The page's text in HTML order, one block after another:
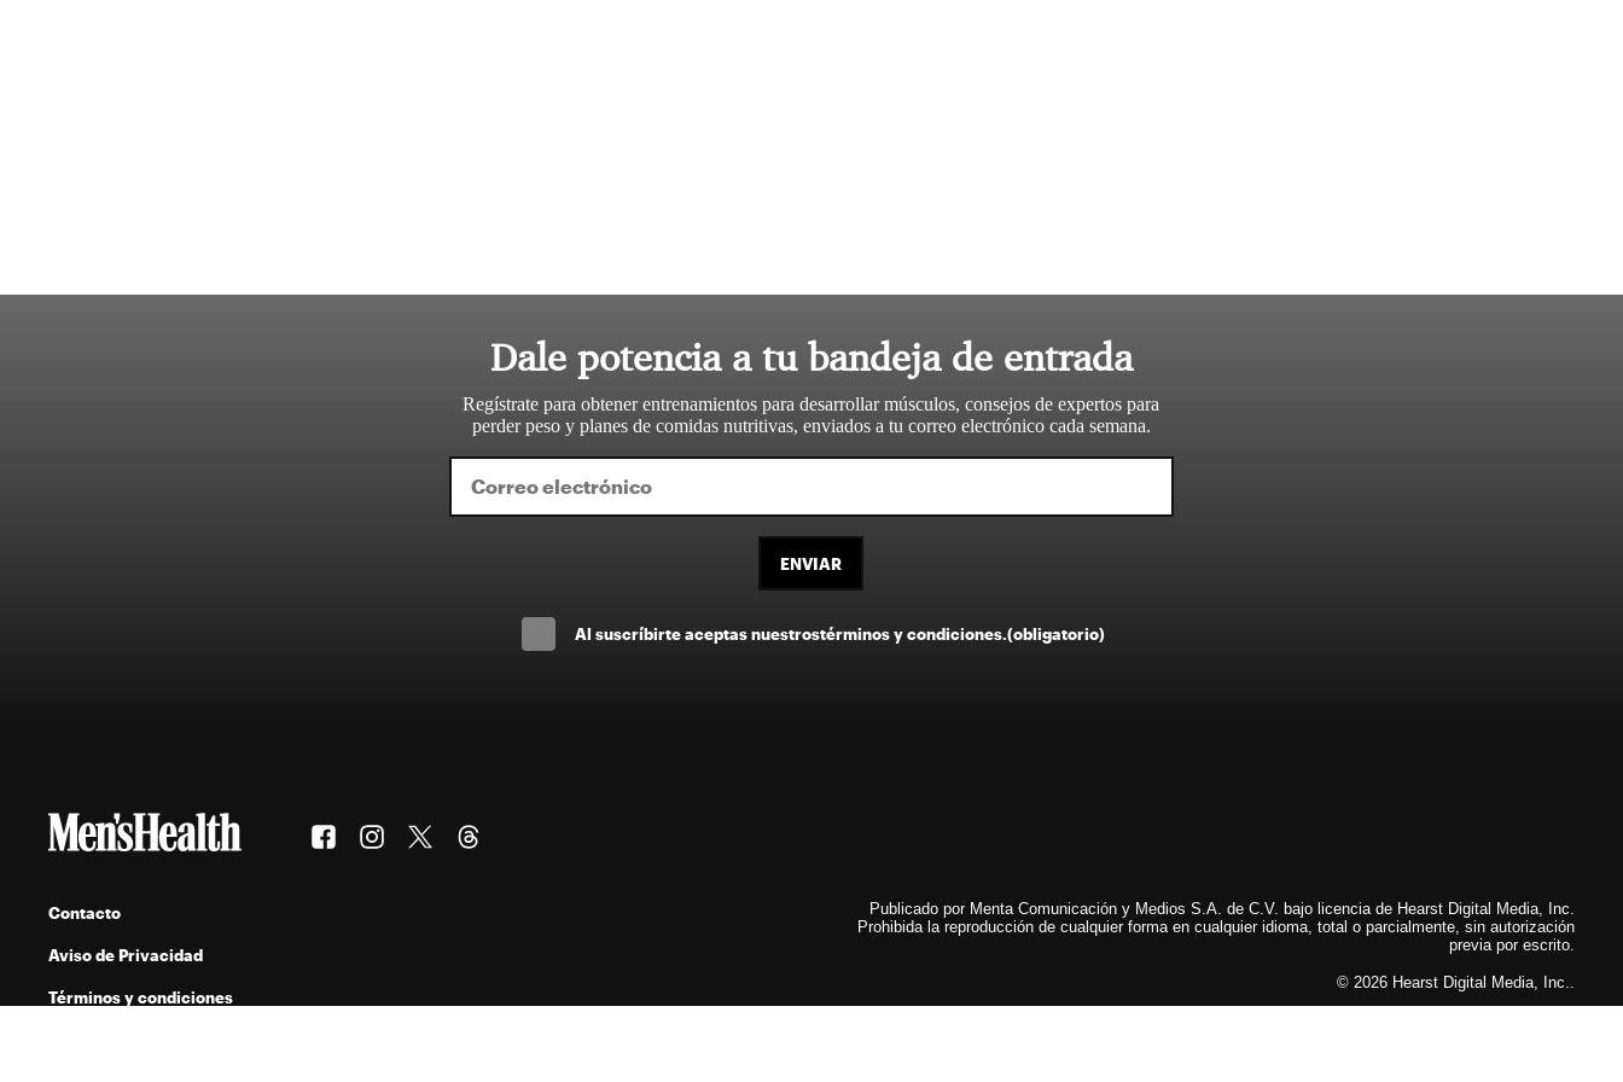
Dale potencia a tu bandeja de entrada
Regístrate para obtener entrenamientos para desarrollar músculos, consejos de expertos para
perder peso y planes de comidas nutritivas, enviados a tu correo electrónico cada semana.
ENVIAR
Al suscríbirte aceptas nuestrostérminos y condiciones.(obligatorio)
Contacto
Aviso de Privacidad
Términos y condiciones
Publicado por Menta Comunicación y Medios S.A. de C.V. bajo licencia de Hearst Digital Media, Inc.
Prohibida la reproducción de cualquier forma en cualquier idioma, total o parcialmente, sin autorización
previa por escrito.
© 2026 Hearst Digital Media, Inc..